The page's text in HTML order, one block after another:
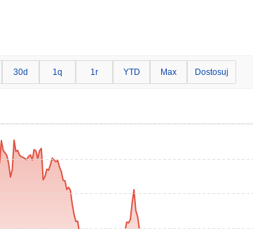
30d 1q 1r YTD Max Dostosuj